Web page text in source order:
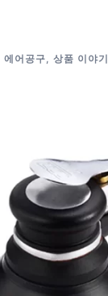
에어공구, 상품 이야기